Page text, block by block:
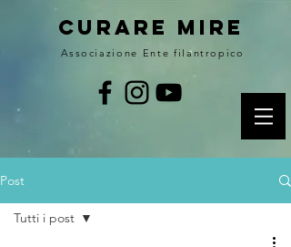
curare MIRE
Associazione Ente filantropico
Post
Tutti i post